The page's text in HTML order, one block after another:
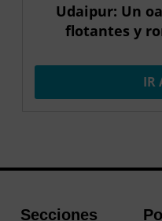
Udaipur: Un
flotantes y
IR
Secciones